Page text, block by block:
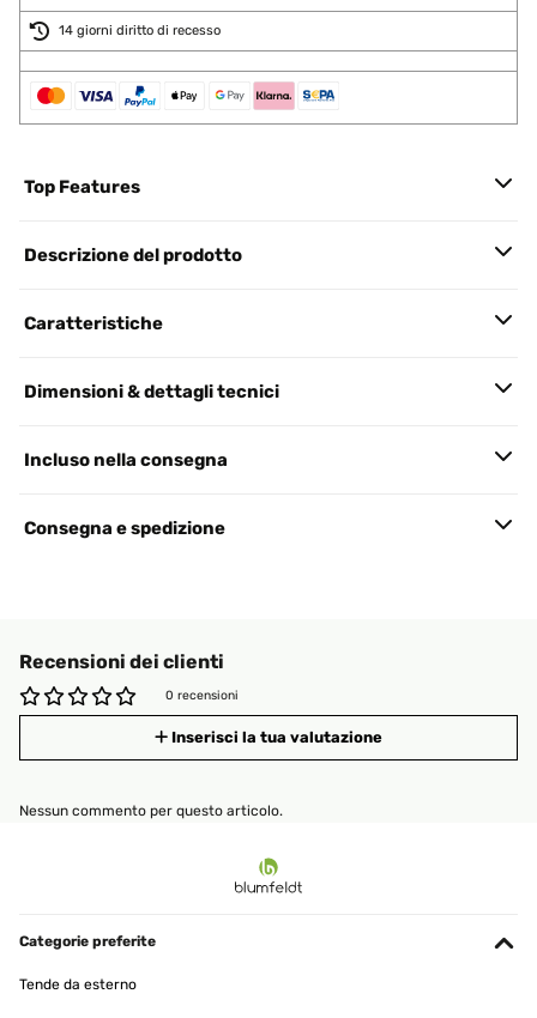
14 giorni diritto di recesso
Top Features
Descrizione del prodotto
Caratteristiche
Dimensioni & dettagli tecnici
Incluso nella consegna
Consegna e spedizione
Recensioni dei clienti
0 recensioni
Inserisci la tua valutazione
Nessun commento per questo articolo.
Categorie preferite
Tende da esterno